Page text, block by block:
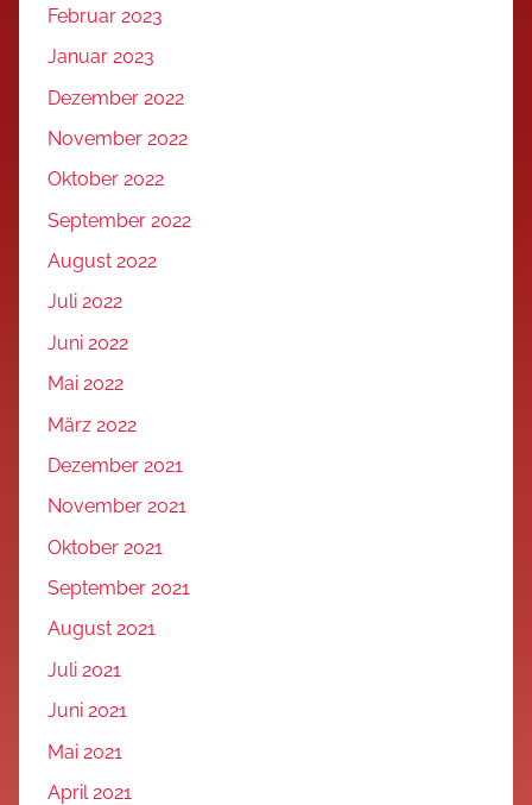
Februar 2023
Januar 2023
Dezember 2022
November 2022
Oktober 2022
September 2022
August 2022
Juli 2022
Juni 2022
Mai 2022
März 2022
Dezember 2021
November 2021
Oktober 2021
September 2021
August 2021
Juli 2021
Juni 2021
Mai 2021
April 2021